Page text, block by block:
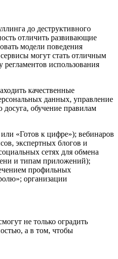
до деструктивного
отличить развивающие
модели поведения
могут стать отличным
использования
качественные
данных, управление
обучение правилам
«Готов к цифре»); вебинаров
экспертных блогов и
сетях для обмена
и типам приложений);
профильных
организации
не только оградить
а в том, чтобы